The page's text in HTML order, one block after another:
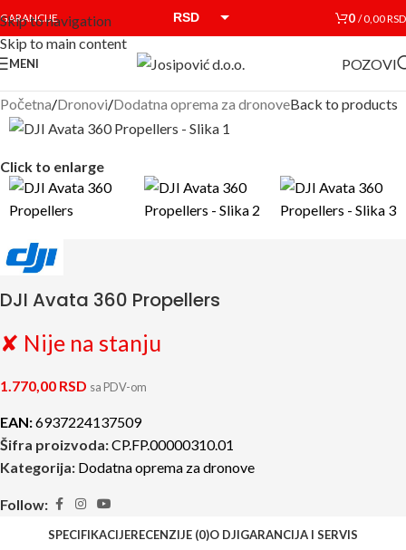
Skip to navigation
Skip to main content
GARANCIJE RSD 0 /0,00RSD
MENI POZOVI
Početna/Dronovi/Dodatna oprema za dronoveBack to products
Click to enlarge
DJI Avata 360 Propellers
✘ Nije na stanju
1.770,00 RSD sa PDV-om
EAN:6937224137509
Šifra proizvoda:CP.FP.00000310.01
Kategorija: Dodatna oprema za dronove
Follow:
SPECIFIKACIJERECENZIJE (0)O DJIGARANCIJA I SERVIS